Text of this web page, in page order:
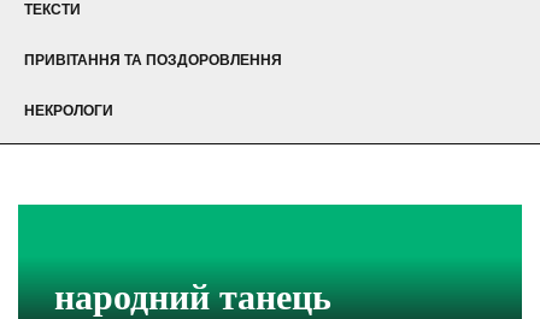
ТЕКСТИ
ПРИВІТАННЯ ТА ПОЗДОРОВЛЕННЯ
НЕКРОЛОГИ
народний танець